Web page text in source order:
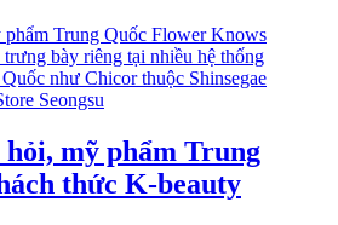
hỏi, mỹ phẩm Trung
thức K-beauty